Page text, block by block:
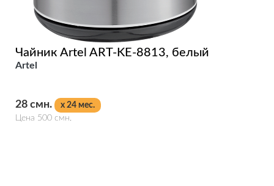
Чайник Artel ART-KE-8813, белый
Artel
28 смн.
x 24 мес.
Цена 500 смн.